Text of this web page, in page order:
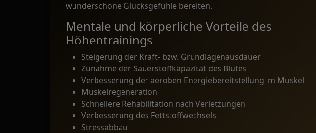
wunderschöne Glücksgefühle bereiten.
Mentale und körperliche Vorteile des
Höhentrainings
Steigerung der Kraft- bzw. Grundlagenausdauer
Zunahme der Sauerstoffkapazität des Blutes
Verbesserung der aeroben Energiebereitstellung im Muskel
Muskelregeneration
Schnellere Rehabilitation nach Verletzungen
Verbesserung des Fettstoffwechsels
Stressabbau